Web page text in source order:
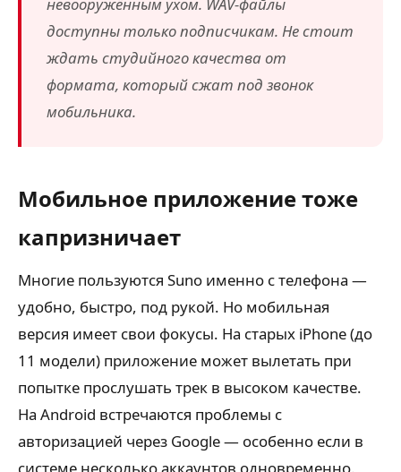
доступны только подписчикам. Не стоит
ждать студийного качества от
формата, который сжат под звонок
мобильника.
Мобильное приложение тоже
капризничает
Многие пользуются Suno именно с телефона —
удобно, быстро, под рукой. Но мобильная
версия имеет свои фокусы. На старых iPhone (до
11 модели) приложение может вылетать при
попытке прослушать трек в высоком качестве.
На Android встречаются проблемы с
авторизацией через Google — особенно если в
системе несколько аккаунтов одновременно.